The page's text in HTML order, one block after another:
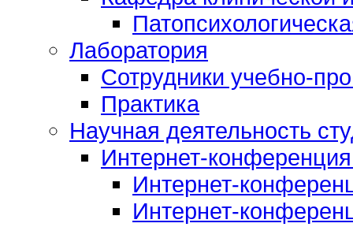
Лаборатория
Сотрудники учебно-
Практика
Научная деятельность
Интернет-
Интернет-
Интернет-